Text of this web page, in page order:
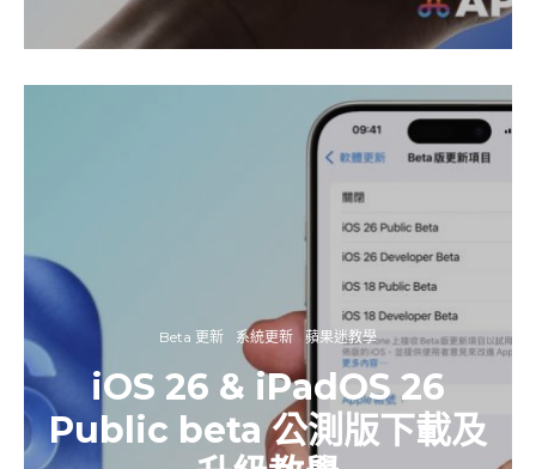
Beta 更新 系統更新 蘋果迷教學
iOS 26 & iPadOS 26
Public beta 公測版下載及